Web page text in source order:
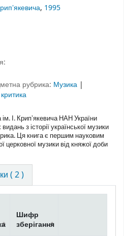
, 1995
рубрика: Музика |
критика
І. Крипʼякевича НАН України
з історії української музики
Ця книга є першим науковим
церковної музики від княжої доби
( 2 )
Шифр
зберігання